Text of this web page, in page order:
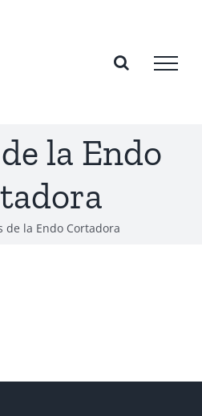
la Endo
de la Endo Cortadora